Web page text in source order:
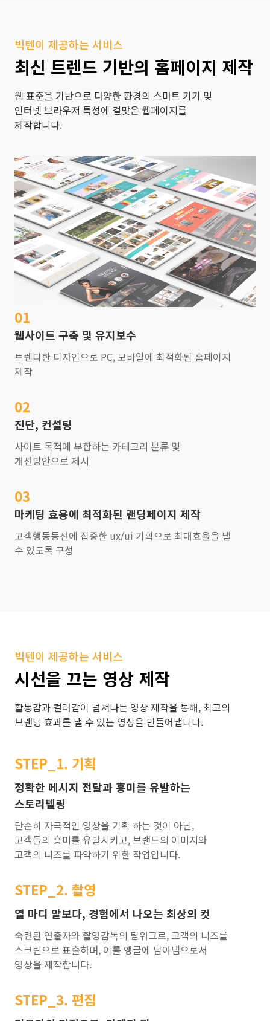
빅텐이 제공하는 서비스
최신 트렌드 기반의 홈페이지 제작
웹 표준을 기반으로 다양한 환경의 스마트 기기 및
인터넷 브라우저 특성에 걸맞은 웹페이지를
제작합니다.
01
웹사이트 구축 및 유지보수
트렌디한 디자인으로 PC, 모바일에 최적화된 홈페이지
제작
02
진단, 컨설팅
사이트 목적에 부합하는 카테고리 분류 및
개선방안으로 제시
03
마케팅 효용에 최적화된 랜딩페이지 제작
고객행동동선에 집중한 ux/ui 기획으로 최대효율을 낼
수 있도록 구성
빅텐이 제공하는 서비스
시선을 끄는 영상 제작
활동감과 컬러감이 넘쳐나는 영상 제작을 통해, 최고의
브랜딩 효과를 낼 수 있는 영상을 만들어냅니다.
STEP_1. 기획
정확한 메시지 전달과 흥미를 유발하는
스토리텔링
단순히 자극적인 영상을 기획 하는 것이 아닌,
고객들의 흥미를 유발시키고, 브랜드의 이미지와
고객의 니즈를 파악하기 위한 작업입니다.
STEP_2. 촬영
열 마디 말보다, 경험에서 나오는 최상의 컷
숙련된 연출자와 촬영감독의 팀워크로, 고객의 니즈를
스크린으로 표출하며, 이를 앵글에 담아냄으로서
영상을 제작합니다.
STEP_3. 편집